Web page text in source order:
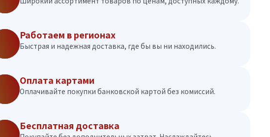
Работаем в регионах
Быстрая и надежная доставка, где бы вы ни находились.
Оплата картами
Оплачивайте покупки банковской картой без комиссий.
Бесплатная доставка